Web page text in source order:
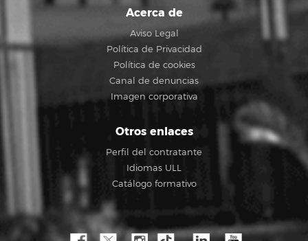
Acerca de
Aviso Legal
Política de Privacidad
Política de cookies
Canal de denuncias
Imagen corporativa
Otros enlaces
Perfil del contratante
Idiomas ULL
Catálogo formativo